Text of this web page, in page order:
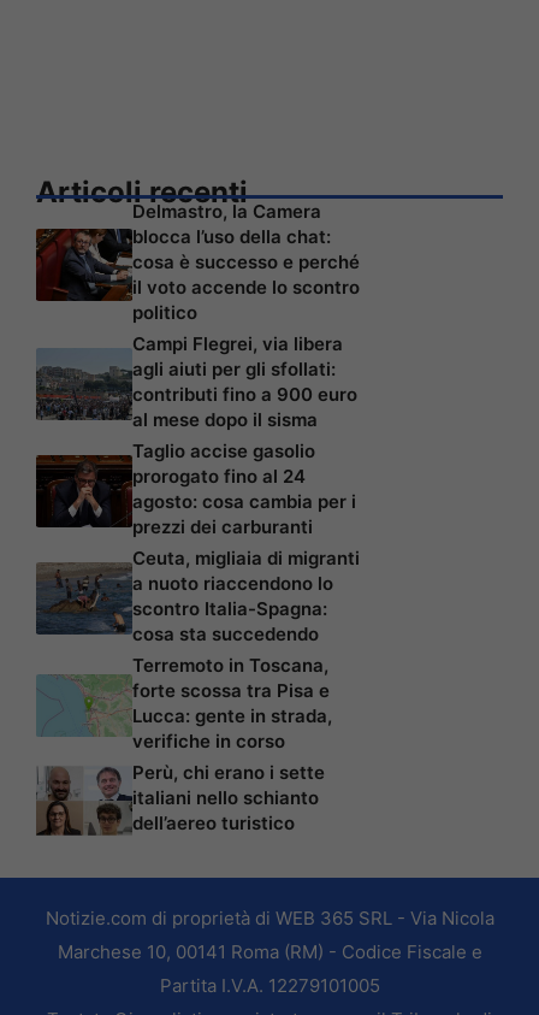
Articoli recenti
Delmastro, la Camera
blocca l’uso della chat:
cosa è successo e perché
il voto accende lo scontro
politico
Campi Flegrei, via libera
agli aiuti per gli sfollati:
contributi fino a 900 euro
al mese dopo il sisma
Taglio accise gasolio
prorogato fino al 24
agosto: cosa cambia per i
prezzi dei carburanti
Ceuta, migliaia di migranti
a nuoto riaccendono lo
scontro Italia-Spagna:
cosa sta succedendo
Terremoto in Toscana,
forte scossa tra Pisa e
Lucca: gente in strada,
verifiche in corso
Perù, chi erano i sette
italiani nello schianto
dell’aereo turistico
Notizie.com di proprietà di WEB 365 SRL - Via Nicola
Marchese 10, 00141 Roma (RM) - Codice Fiscale e
Partita I.V.A. 12279101005